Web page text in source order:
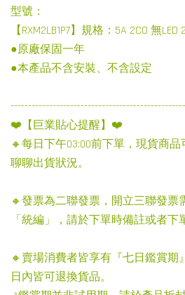
型號：
【RXM2LB1P7】規格：5A 2CO 無LED
●原廠保固一年
●本產品不含安裝、不含設定
❤️【巨業貼心提醒】❤️
🔸每日下午03:00前下單，現貨商
聊聊出貨狀況。
🔸發票為二聯發票，開立三聯發票
「統編」，請於下單時備註或者下
🔸賣場消費者皆享有『七日鑑賞期
日內皆可退換貨品。